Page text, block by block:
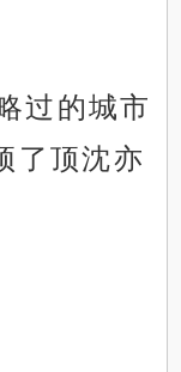
过的城市
了顶沈亦